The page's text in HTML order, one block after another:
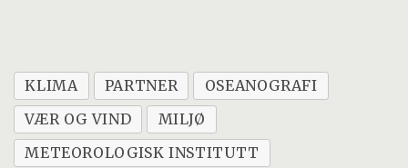
KLIMA PARTNER
OSEANOGRAFI
VÆR OG VIND
MILJØ
METEOROLOGISK INSTITUTT